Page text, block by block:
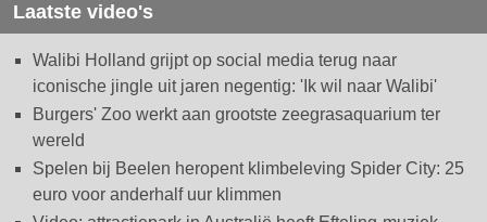
Laatste video's
Walibi Holland grijpt op social media terug naar
iconische jingle uit jaren negentig: 'Ik wil naar Walibi'
Burgers' Zoo werkt aan grootste zeegrasaquarium ter
wereld
Spelen bij Beelen heropent klimbeleving Spider City: 25
euro voor anderhalf uur klimmen